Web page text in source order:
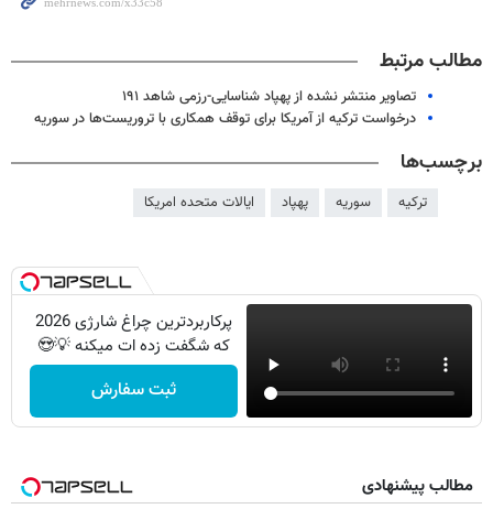
مطالب مرتبط
تصاویر منتشر نشده از پهپاد شناسایی-رزمی شاهد ۱۹۱
درخواست ترکیه از آمریکا برای توقف همکاری با تروریست‌ها در سوریه
برچسب‌ها
ترکیه سوریه پهپاد ایالات متحده امریکا
پرکاربردترین چراغ شارژی 2026
که شگفت زده ات میکنه 💡😍
ثبت سفارش
مطالب پیشنهادی